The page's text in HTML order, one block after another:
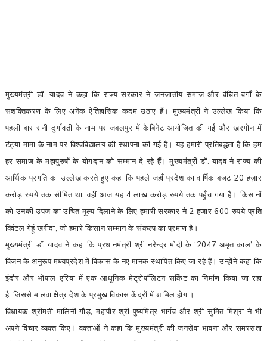
मुख्यमंत्री डॉ. यादव ने कहा कि राज्य सरकार ने जनजातीय समाज और वंचित वर्गों के
सशक्तिकरण के लिए अनेक ऐतिहासिक कदम उठाए हैं। मुख्यमंत्री ने उल्लेख किया कि
पहली बार रानी दुर्गावती के नाम पर जबलपुर में कैबिनेट आयोजित की गई और खरगोन में
टंट्या मामा के नाम पर विश्वविद्यालय की स्थापना की गई है। यह हमारी प्रतिबद्धता है कि हम
हर समाज के महापुरुषों के योगदान को सम्मान दे रहे हैं। मुख्यमंत्री डॉ. यादव ने राज्य की
आर्थिक प्रगति का उल्लेख करते हुए कहा कि पहले जहाँ प्रदेश का वार्षिक बजट 20हज़ार
करोड़ रुपये तक सीमित था,वहीं आज यह 4लाख करोड़ रुपये तक पहुँच गया है। किसानों
को उनकी उपज का उचित मूल्य दिलाने के लिए हमारी सरकार ने 2हजार600रुपये प्रति
क्विंटल गेहूं खरीदा,जो हमारे किसान सम्मान के संकल्प का प्रमाण है।
मुख्यमंत्रीडॉ. यादव ने कहा कि प्रधानमंत्री श्री नरेन्द्र मोदी के ‘2047अमृत काल’के
विजन के अनुरूप मध्यप्रदेश में विकास के नए मानक स्थापित किए जा रहे हैं। उन्होंने कहा कि
इंदौर और भोपाल एरिया में एक आधुनिक मेट्रोपॉलिटन सर्किट का निर्माण किया जा रहा
है,जिससे मालवा क्षेत्र देश के प्रमुख विकास केंद्रों में शामिल होगा।
विधायक श्रीमती मालिनी गौड़,महापौर श्री पुष्यमित्र भार्गव और श्री सुमित मिश्रा ने भी
अपने विचार व्यक्त किए। वक्ताओं ने कहा कि मुख्यमंत्री की जनसेवा भावना और समरसता